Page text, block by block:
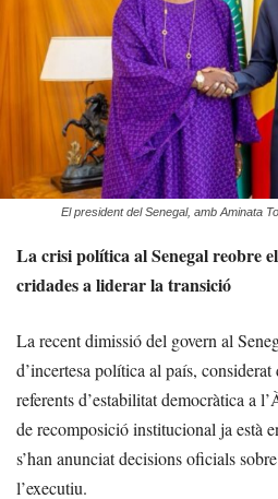
El president del Senegal, amb Aminata
La crisi política al Senegal reobre
cridades a liderar la transició
La recent dimissió del govern al
d’incertesa política al país,
referents d’estabilitat democràtica a
de recomposició institucional ja està
s’han anunciat decisions oficials
l’executiu.